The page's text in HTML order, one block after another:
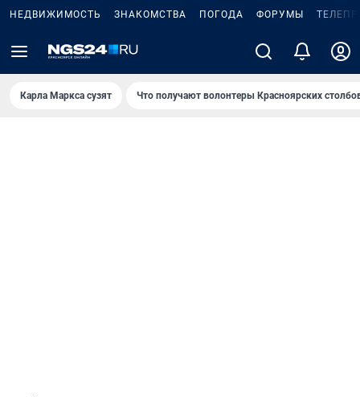
НЕДВИЖИМОСТЬ ЗНАКОМСТВА ПОГОДА ФОРУМЫ
Карла Маркса сузят Что получают волонтеры Красноярских